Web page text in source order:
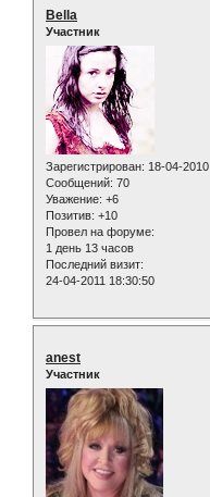
Bella
Участник
Зарегистрирован: 18-04-2010
Сообщений: 70
Уважение: +6
Позитив: +10
Провел на форуме:
1 день 13 часов
Последний визит:
24-04-2011 18:30:50
anest
Участник